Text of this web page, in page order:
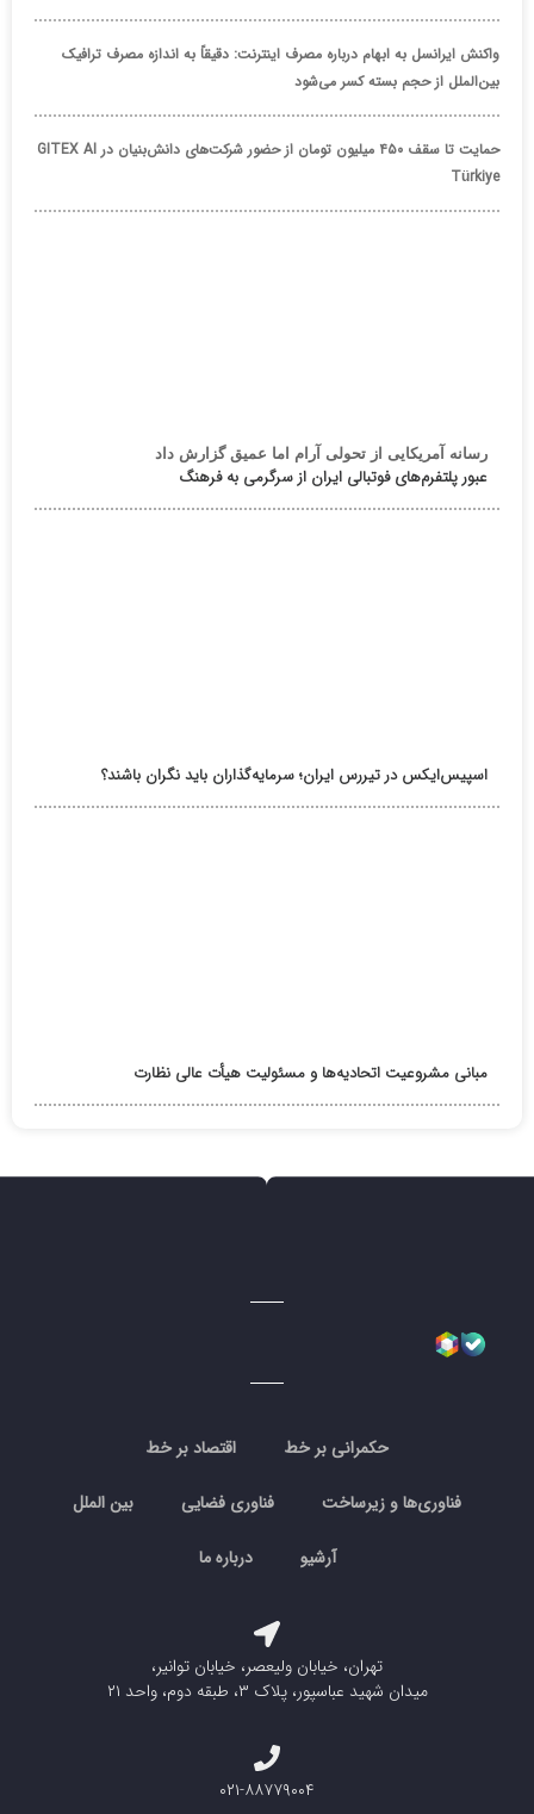
واکنش ایرانسل به ابهام درباره مصرف اینترنت: دقیقاً به اندازه مصرف ترافیک
بین‌الملل از حجم بسته کسر می‌شود
حمایت تا سقف ۴۵۰ میلیون تومان از حضور شرکت‌های دانش‌بنیان در GITEX AI
Türkiye
رسانه آمریکایی از تحولی آرام اما عمیق گزارش داد
عبور پلتفرم‌های فوتبالی ایران از سرگرمی به فرهنگ
اسپیس‌ایکس در تیررس ایران؛ سرمایه‌گذاران باید نگران باشند؟
مبانی مشروعیت اتحادیه‌ها و مسئولیت هیأت عالی نظارت
حکمرانی بر خط اقتصاد بر خط
فناوری‌ها و زیرساخت فناوری فضایی بین الملل
آرشیو درباره ما
تهران، خیابان ولیعصر، خیابان توانیر،
میدان شهید عباسپور، پلاک ۳، طبقه دوم، واحد ۲۱
۰۲۱-۸۸۷۷۹۰۰۴